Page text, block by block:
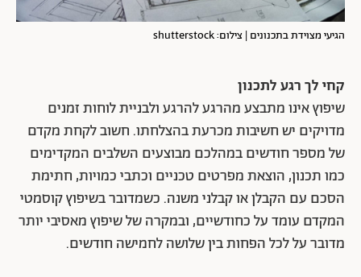
הגיעי מצוידת בתכנונים | צילום: shutterstock
קחי לך רגע לתכנון
שיפוץ אינו מתבצע מהרגע להרגע ולבניית לוחות זמנים
מדויקים יש חשיבות מכרעת בהצלחתו. חשוב לקחת מקדם
של מספר חודשים במהלכם מבוצעים השלבים המקדימים
כמו תכנון, הוצאת מפרטים טכניים וכתבי כמויות, חתימת
הסכם עם הקבלן או קבלני משנה. כשמדובר בשיפוץ קוסמטי
המקדם עומד על כחודשיים, ובמקרה של שיפוץ מאסיבי יותר
מדובר על לכל הפחות בין שלושה לחמישה חודשים.